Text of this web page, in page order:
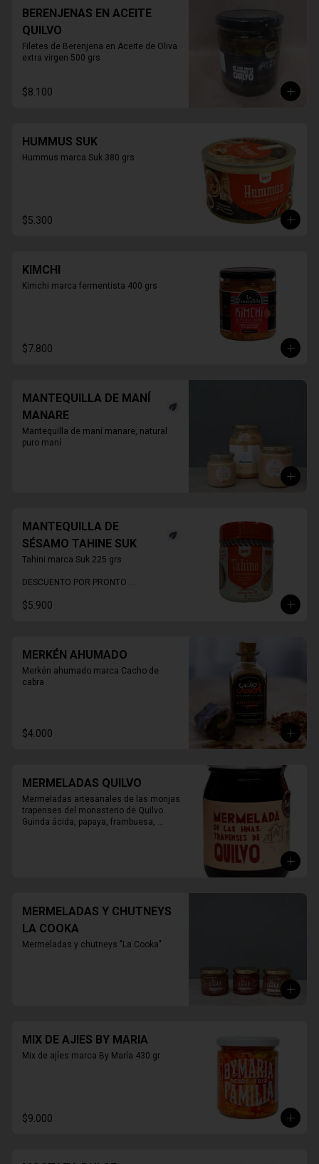
BERENJENAS EN ACEITE
QUILVO
Filetes de Berenjena en Aceite de Oliva
extra virgen 500 grs
$8.100
HUMMUS SUK
Hummus marca Suk 380 grs
$5.300
KIMCHI
Kimchi marca fermentista 400 grs
$7.800
MANTEQUILLA DE MANÍ
MANARE
Mantequilla de maní manare, natural
puro maní
MANTEQUILLA DE
SÉSAMO TAHINE SUK
Tahini marca Suk 225 grs
DESCUENTO POR PRONTO
$5.900
MERKÉN AHUMADO
Merkén ahumado marca Cacho de
cabra
$4.000
MERMELADAS QUILVO
Mermeladas artesanales de las monjas
trapenses del monasterio de Quilvo.
Guinda ácida, papaya, frambuesa,
MERMELADAS Y CHUTNEYS
LA COOKA
Mermeladas y chutneys "La Cooka"
MIX DE AJIES BY MARIA
Mix de ajíes marca By María 430 gr
$9.000